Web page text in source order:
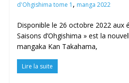
d'Ohgishima tome 1 , manga 2022
Disponible le 26 octobre 2022 aux
Saisons d’Ohgishima » est la
mangaka Kan Takahama,
Lire la suite